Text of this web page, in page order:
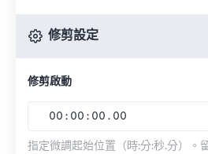
修剪設定
修剪啟動
00 : 00 : 00 . 00
指定微調起始位置（時:分:秒.分）